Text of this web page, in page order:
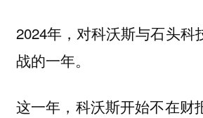
2024年，对科沃斯与石头科
战的一年。
这一年，科沃斯开始不在财